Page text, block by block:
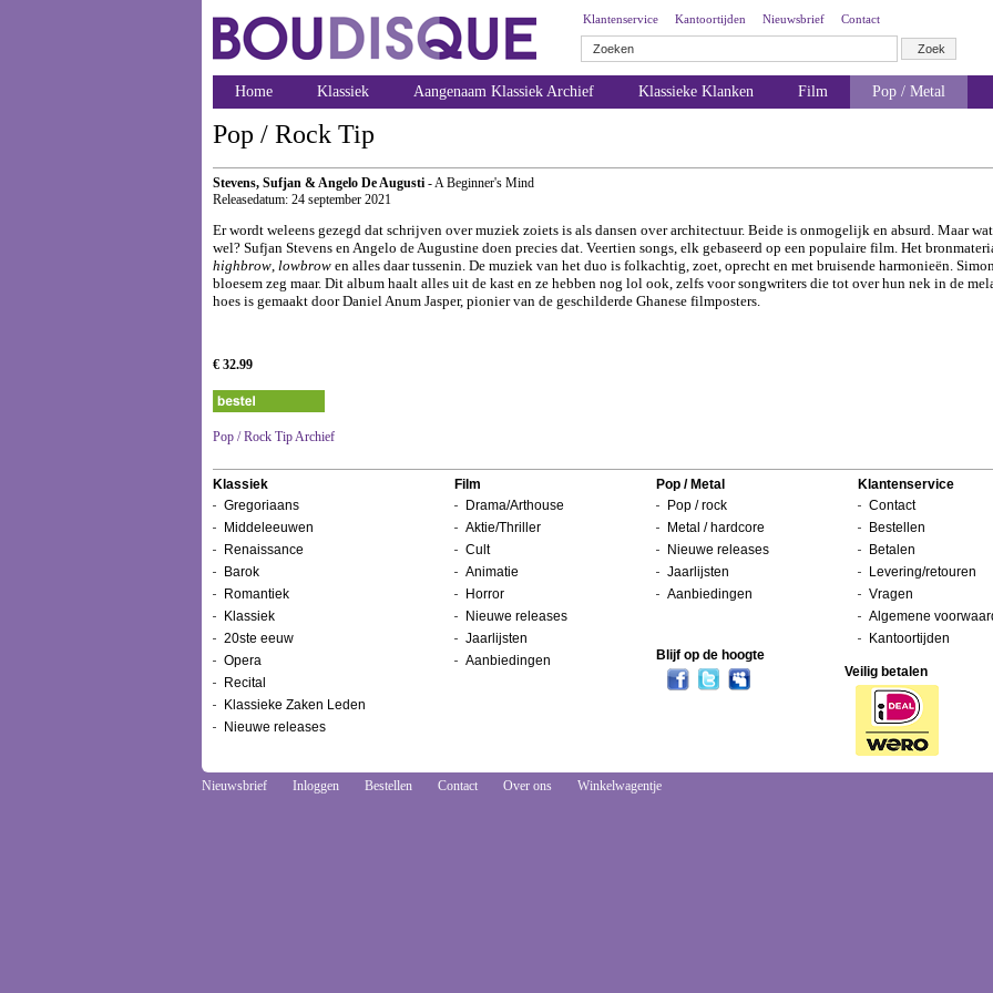
Klantenservice Kantoortijden Nieuwsbrief Contact
Home Klassiek Aangenaam Klassiek Archief Klassieke Klanken Film Pop / Metal
Pop / Rock Tip
Stevens, Sufjan & Angelo De Augusti - A Beginner's Mind
Releasedatum: 24 september 2021
Er wordt weleens gezegd dat schrijven over muziek zoiets is als dansen over architectuur. Beide is onmogelijk en absurd. Maar
wel? Sufjan Stevens en Angelo de Augustine doen precies dat. Veertien songs, elk gebaseerd op een populaire film. Het
highbrow, lowbrow en alles daar tussenin. De muziek van het duo is folkachtig, zoet, oprecht en met bruisende harmonieën.
bloesem zeg maar. Dit album haalt alles uit de kast en ze hebben nog lol ook, zelfs voor songwriters die tot over hun nek in de
hoes is gemaakt door Daniel Anum Jasper, pionier van de geschilderde Ghanese filmposters.
€ 32.99
Pop / Rock Tip Archief
Klassiek
Gregoriaans
Middeleeuwen
Renaissance
Barok
Romantiek
Klassiek
20ste eeuw
Opera
Recital
Klassieke Zaken Leden
Nieuwe releases
Film
Drama/Arthouse
Aktie/Thriller
Cult
Animatie
Horror
Nieuwe releases
Jaarlijsten
Aanbiedingen
Pop / Metal
Pop / rock
Metal / hardcore
Nieuwe releases
Jaarlijsten
Aanbiedingen
Klantenservice
Contact
Bestellen
Betalen
Levering/retouren
Vragen
Algemene
Kantoortijden
Blijf op de hoogte
Veilig betalen
Nieuwsbrief Inloggen Bestellen Contact Over ons Winkelwagentje